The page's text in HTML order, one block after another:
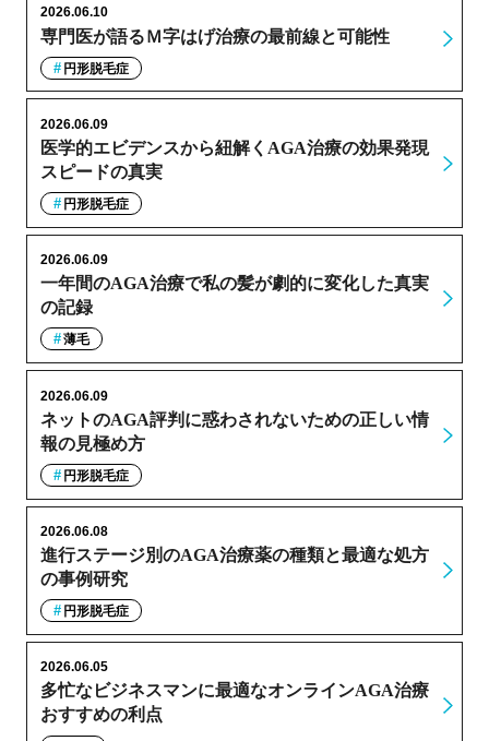
専門医が語るＭ字はげ治療の最前線と可能性
2026.06.10
円形脱毛症
医学的エビデンスから紐解くAGA治療の効果発現
スピードの真実
2026.06.09
円形脱毛症
一年間のAGA治療で私の髪が劇的に変化した真実
の記録
2026.06.09
薄毛
ネットのAGA評判に惑わされないための正しい情
報の見極め方
2026.06.09
円形脱毛症
進行ステージ別のAGA治療薬の種類と最適な処方
の事例研究
2026.06.08
円形脱毛症
多忙なビジネスマンに最適なオンラインAGA治療
おすすめの利点
2026.06.05